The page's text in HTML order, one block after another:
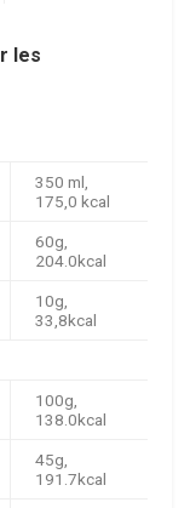
les
350 ml,
175,0 kcal
60g,
204.0kcal
10g,
33,8kcal
100g,
138.0kcal
45g,
191.7kcal